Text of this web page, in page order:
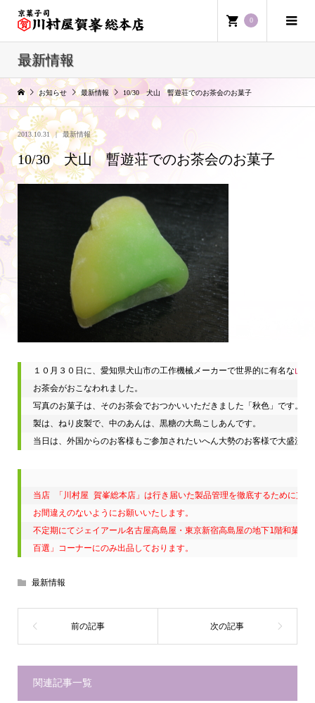
0
最新情報
お知らせ 最新情報 10/30 犬山 暫遊荘でのお茶会のお菓子
2013.10.31 最新情報
10/30 犬山 暫遊荘でのお茶会のお菓子
１０月３０日に、愛知県犬山市の工作機械メーカーで世界的に有名な山崎
お茶会がおこなわれました。
写真のお菓子は、そのお茶会でおつかいいただきました「秋色」です。
製は、ねり皮製で、中のあんは、黒糖の大島こしあんです。
当日は、外国からのお客様もご参加されたいへん大勢のお客様で大盛況で
当店 「川村屋 賀峯総本店」は行き届いた製品管理を徹底するために支
お間違えのないようにお願いいたします。
不定期にてジェイアール名古屋高島屋・東京新宿高島屋の地下1階和菓子
百選」コーナーにのみ出品しております。
最新情報
関連記事一覧